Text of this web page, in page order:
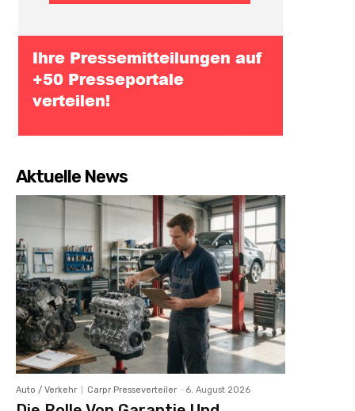
Aktuelle News
Auto / Verkehr Carpr Presseverteiler - 6. August 2026